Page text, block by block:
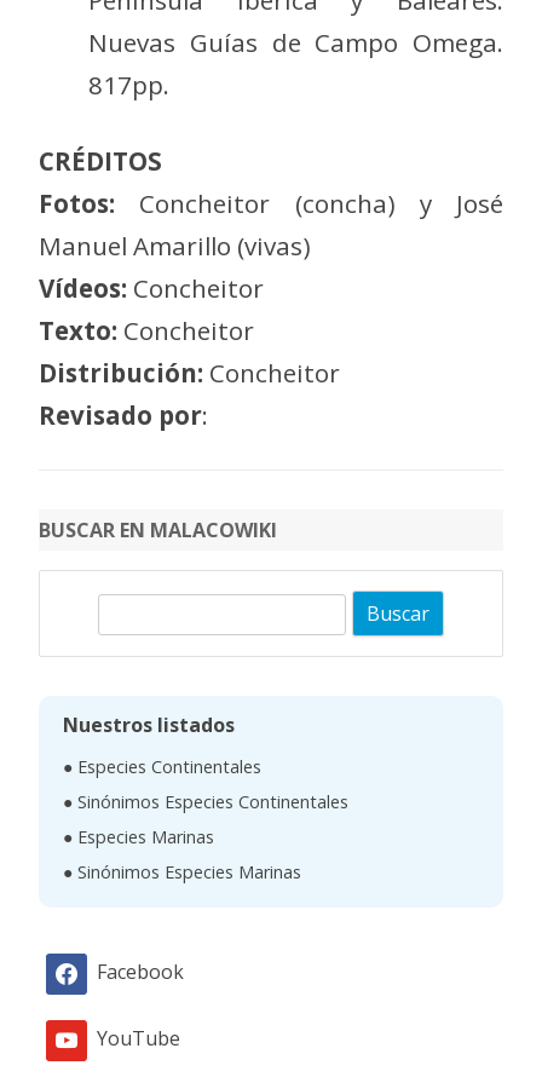
Nuevas Guías de Campo Omega.
817pp.
CRÉDITOS
Fotos: Concheitor (concha) y José
Manuel Amarillo (vivas)
Vídeos: Concheitor
Texto: Concheitor
Distribución: Concheitor
Revisado por:
BUSCAR EN MALACOWIKI
Nuestros listados
● Especies Continentales
● Sinónimos Especies Continentales
● Especies Marinas
● Sinónimos Especies Marinas
Facebook
YouTube